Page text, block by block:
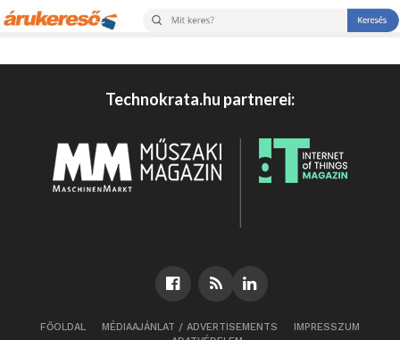
Technokrata.hu partnerei:
FŐOLDAL MÉDIAAJÁNLAT / ADVERTISEMENTS
IMPRESSZUM